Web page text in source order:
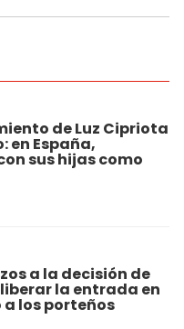
de Luz Cipriota
en España,
sus hijas como
a la decisión de
la entrada en
a los porteños